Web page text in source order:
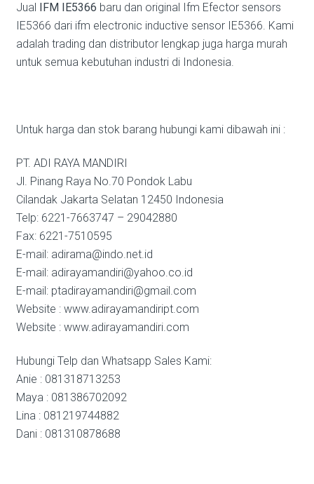
Jual IFM IE5366 baru dan original Ifm Efector sensors
IE5366 dari ifm electronic inductive sensor IE5366. Kami
adalah trading dan distributor lengkap juga harga murah
untuk semua kebutuhan industri di Indonesia.
Untuk harga dan stok barang hubungi kami dibawah ini :
PT. ADI RAYA MANDIRI
Jl. Pinang Raya No.70 Pondok Labu
Cilandak Jakarta Selatan 12450 Indonesia
Telp: 6221-7663747 – 29042880
Fax: 6221-7510595
E-mail: adirama@indo.net.id
E-mail: adirayamandiri@yahoo.co.id
E-mail: ptadirayamandiri@gmail.com
Website : www.adirayamandiript.com
Website : www.adirayamandiri.com
Hubungi Telp dan Whatsapp Sales Kami:
Anie : 081318713253
Maya : 081386702092
Lina : 081219744882
Dani : 081310878688